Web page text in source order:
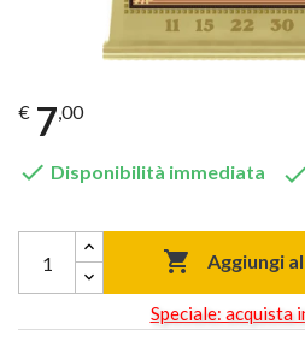
€ 7,00
 Disponibilità immediata 
 Aggiungi
Speciale: acquista